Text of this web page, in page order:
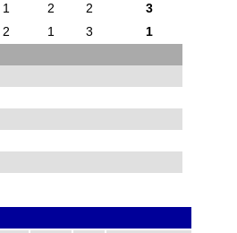
1 2 2
3
2 1 3 1